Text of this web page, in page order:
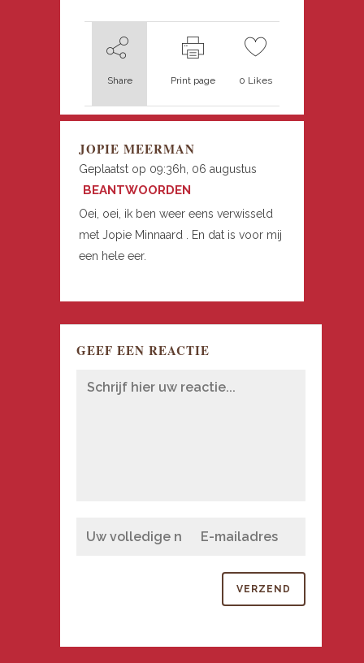
Share Print page 0 Likes
JOPIE MEERMAN
Geplaatst op 09:36h, 06 augustus
BEANTWOORDEN
Oei, oei, ik ben weer eens verwisseld
met Jopie Minnaard . En dat is voor mij
een hele eer.
GEEF EEN REACTIE